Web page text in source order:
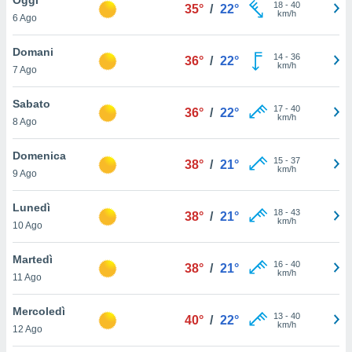
è
al sito
di
ci
di
il
un
la
nella
6 Ago
35° / 22° 18- 40
km/h
Domani
7 Ago
36° / 22° 14- 36
km/h
Sabato
8 Ago
36° / 22° 17- 40
km/h
Domenica
9 Ago
38° / 21° 15- 37
km/h
Lunedì
10 Ago
38° / 21° 18- 43
km/h
Martedì
11 Ago
38° / 21° 16- 40
km/h
Mercoledì
12 Ago
40° / 22° 13- 40
km/h